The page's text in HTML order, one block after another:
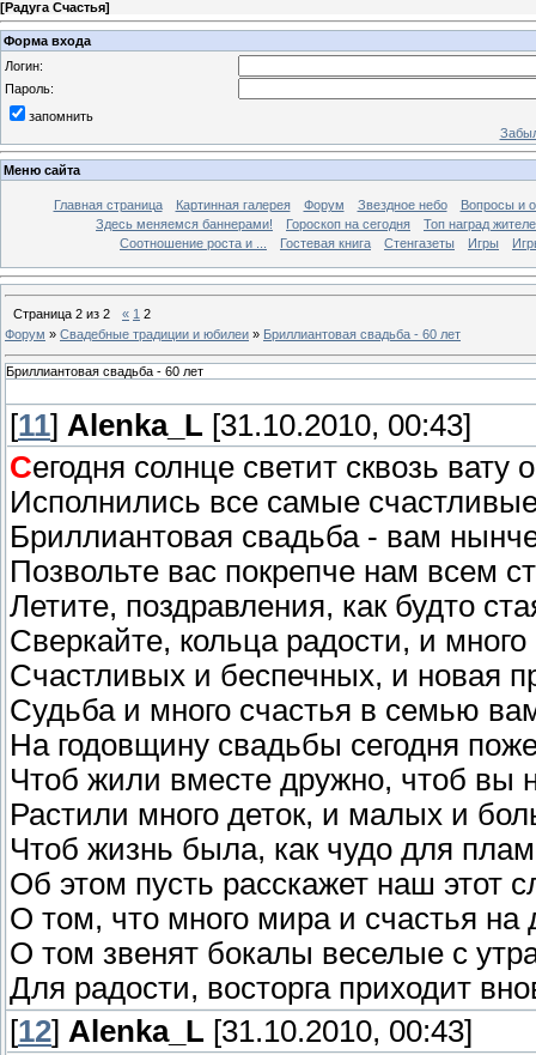
[Радуга Счастья]
Форма входа
Логин:
Пароль:
запомнить
Меню сайта
Главная страница Картинная галерея Форум Звездное небо
Вопросы и
Здесь меняемся баннерами!
Гороскоп на сегодня
Топ наград
Соотношение роста и ...
Гостевая книга Стенгазеты Игры
Страница 2 из 2 « 1 2
Форум » Свадебные традиции и юбилеи » Бриллиантовая свадьба - 60 лет
Бриллиантовая свадьба - 60 лет
[11] Alenka_L [31.10.2010, 00:43]
Сегодня солнце светит сквозь вату
Исполнились все самые
Бриллиантовая свадьба - вам
Позвольте вас покрепче нам всем
Летите, поздравления, как будто
Сверкайте, кольца радости, и много
Счастливых и беспечных, и новая
Судьба и много счастья в семью
На годовщину свадьбы сегодня
Чтоб жили вместе дружно, чтоб вы
Растили много деток, и малых и
Чтоб жизнь была, как чудо для
Об этом пусть расскажет наш этот
О том, что много мира и счастья на
О том звенят бокалы веселые с
Для радости, восторга приходит
[12] Alenka_L [31.10.2010, 00:43]